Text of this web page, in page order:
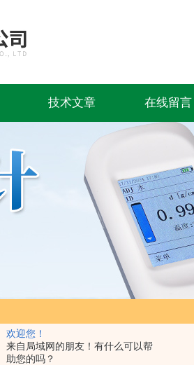
欢迎您！
来自局域网的朋友！有什么可以帮
助您的吗？
技术文章 在线留言